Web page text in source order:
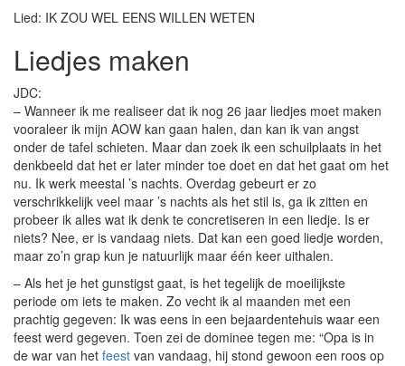
Lied: IK ZOU WEL EENS WILLEN WETEN
Liedjes maken
JDC:
– Wanneer ik me realiseer dat ik nog 26 jaar liedjes moet maken
vooraleer ik mijn AOW kan gaan halen, dan kan ik van angst
onder de tafel schieten. Maar dan zoek ik een schuilplaats in het
denkbeeld dat het er later minder toe doet en dat het gaat om het
nu. Ik werk meestal ’s nachts. Overdag gebeurt er zo
verschrikkelijk veel maar ’s nachts als het stil is, ga ik zitten en
probeer ik alles wat ik denk te concretiseren in een liedje. Is er
niets? Nee, er is vandaag niets. Dat kan een goed liedje worden,
maar zo’n grap kun je natuurlijk maar één keer uithalen.
– Als het je het gunstigst gaat, is het tegelijk de moeilijkste
periode om iets te maken. Zo vecht ik al maanden met een
prachtig gegeven: Ik was eens in een bejaardentehuis waar een
feest werd gegeven. Toen zei de dominee tegen me: “Opa is in
de war van het feest van vandaag, hij stond gewoon een roos op